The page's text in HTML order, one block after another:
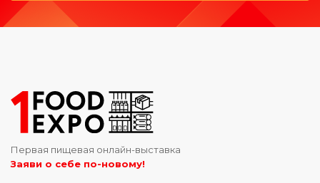
Первая пищевая онлайн-выставка
Заяви о себе по-новому!